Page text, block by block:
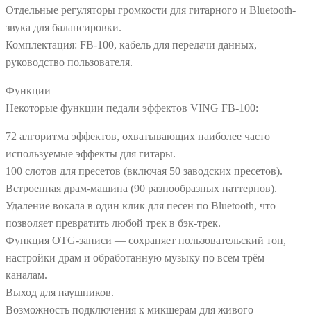
Отдельные регуляторы громкости для гитарного и Bluetooth-
звука для балансировки.
Комплектация: FB-100, кабель для передачи данных,
руководство пользователя.
Функции
Некоторые функции педали эффектов VING FB-100:
72 алгоритма эффектов, охватывающих наиболее часто
используемые эффекты для гитары.
100 слотов для пресетов (включая 50 заводских пресетов).
Встроенная драм-машина (90 разнообразных паттернов).
Удаление вокала в один клик для песен по Bluetooth, что
позволяет превратить любой трек в бэк-трек.
Функция OTG-записи — сохраняет пользовательский тон,
настройки драм и обработанную музыку по всем трём
каналам.
Выход для наушников.
Возможность подключения к микшерам для живого